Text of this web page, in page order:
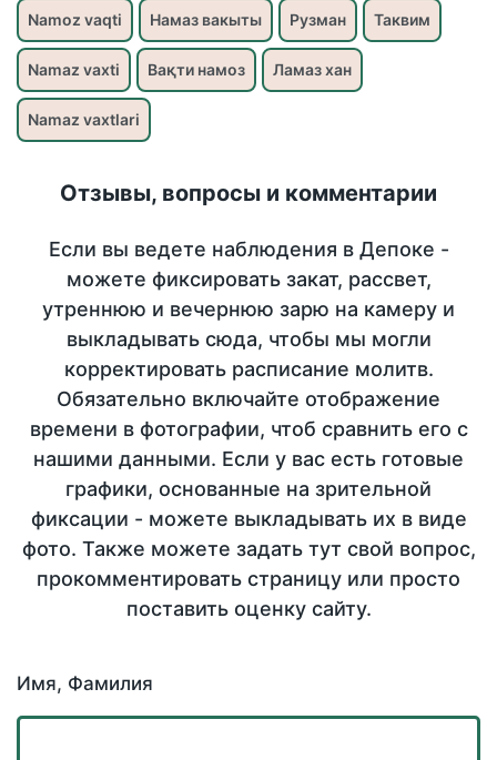
Namoz vaqti Намаз вакыты Рузман Таквим
Namaz vaxti Вақти намоз Ламаз хан
Namaz vaxtlari
Отзывы, вопросы и комментарии
Если вы ведете наблюдения в Депоке -
можете фиксировать закат, рассвет,
утреннюю и вечернюю зарю на камеру и
выкладывать сюда, чтобы мы могли
корректировать расписание молитв.
Обязательно включайте отображение
времени в фотографии, чтоб сравнить его с
нашими данными. Если у вас есть готовые
графики, основанные на зрительной
фиксации - можете выкладывать их в виде
фото. Также можете задать тут свой вопрос,
прокомментировать страницу или просто
поставить оценку сайту.
Имя, Фамилия